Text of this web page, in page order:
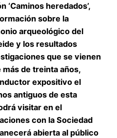
‘Caminos heredados’,
sobre la
arqueológico del
y los resultados
que se vienen
de treinta años,
expositivo el
antiguos de esta
visitar en el
con la Sociedad
abierta al público